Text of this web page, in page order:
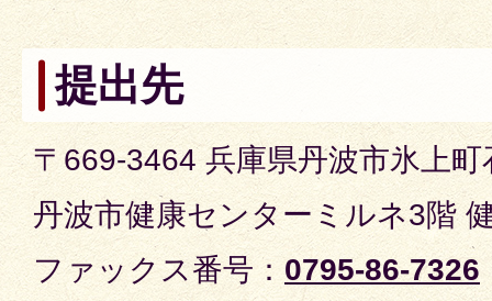
提出先
〒669-3464 兵庫県丹波市氷上
丹波市健康センターミルネ3階
ファックス番号：0795-86-7326